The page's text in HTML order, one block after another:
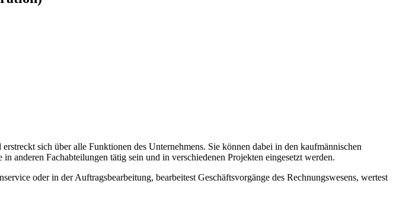
sich über alle Funktionen des Unternehmens. Sie können dabei in den kaufmännischen
anderen Fachabteilungen tätig sein und in verschiedenen Projekten eingesetzt werden.
oder in der Auftragsbearbeitung, bearbeitest Geschäftsvorgänge des Rechnungswesens, wertest